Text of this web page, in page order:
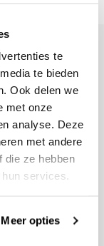
te
te bieden
Ook delen we
met onze
analyse. Deze
met andere
die ze hebben
services.
Meer opties